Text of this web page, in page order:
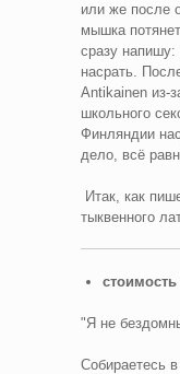
или же после
мышка
сразу напишу:
насрать.
Antikainen из-
школьного
Финляндии
дело, всё
Итак, как
тыквенного
"Я не
Собираетесь